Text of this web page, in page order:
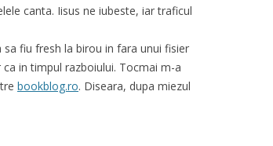
canta. Iisus ne iubeste, iar traficul
fiu fresh la birou in fara unui fisier
in timpul razboiului. Tocmai m-a
bookblog.ro. Diseara, dupa miezul